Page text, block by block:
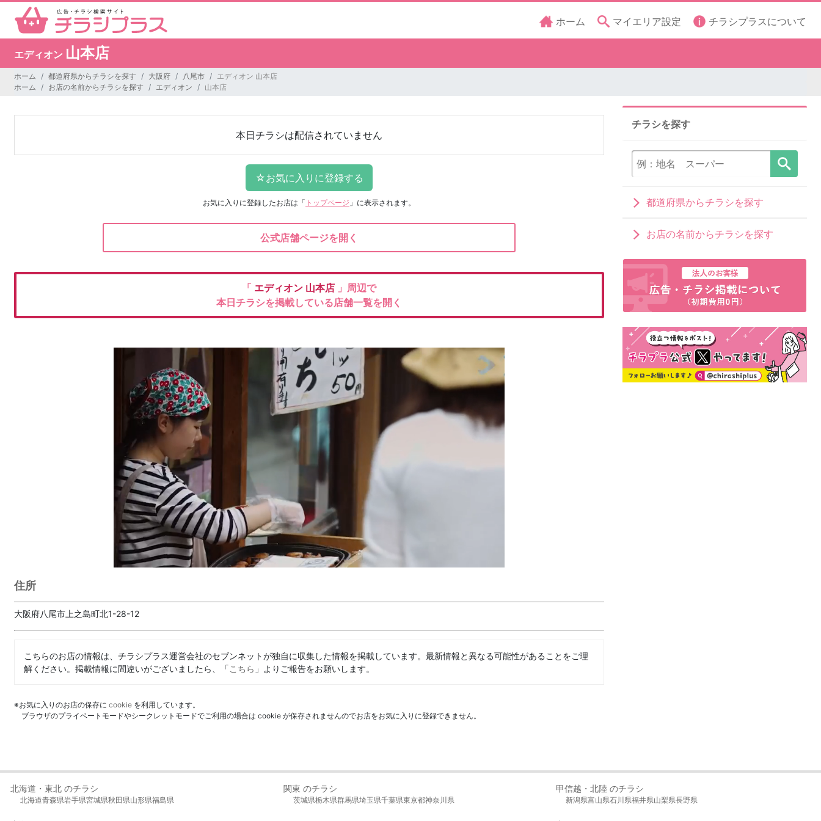
ホーム マイエリア設定 チラシプラスについて
エディオン 山本店
ホーム 都道府県からチラシを探す 大阪府 八尾市
エディオン 山本店
ホーム
お店の名前からチラシを探す エディオン 山本店
本日チラシは配信されていません
お気に入りに登録したお店は 「 トップページ 」に表示されます。
公式店舗ページを開く
「 エディオン 山本店 」周辺で
本日チラシを掲載している店舗一覧を開く
住所
大阪府八尾市上之島町北1-28-12
こちらのお店の情報は、チラシプラス運営会社のセブンネットが独自に収集した情報を掲載しています。最新情報と異なる可能性があることをご理
解ください。掲載情報に間違いがございましたら、「こちら 」よりご報告をお願いします。
※お気に入りのお店の保存に cookie を利用しています。
ブラウザのプライベートモードやシークレットモードでご利用の場合は cookie が保存されませんのでお店をお気に入りに登録できません。
チラシを探す
都道府県からチラシを探す
お店の名前からチラシを探す
北海道・東北 のチラシ
北海道青森県岩手県宮城県秋田県山形県福島県
関東 のチラシ
茨城県栃木県群馬県埼玉県千葉県東京都神奈川県
甲信越・北陸 のチラシ
新潟県富山県石川県福井県山梨県長野県